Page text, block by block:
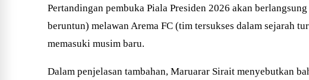
Pertandingan pembuka Piala Presiden 2026 akan
beruntun) melawan Arema FC (tim tersukses dalam sejarah
memasuki musim baru.
Dalam penjelasan tambahan, Maruarar Sirait menyebutkan